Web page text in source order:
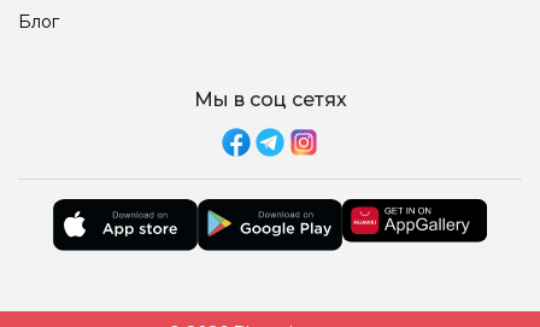
Блог
Мы в соц сетях